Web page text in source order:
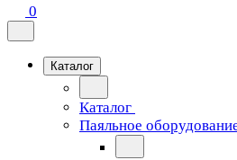
0
Каталог
Каталог
Паяльное